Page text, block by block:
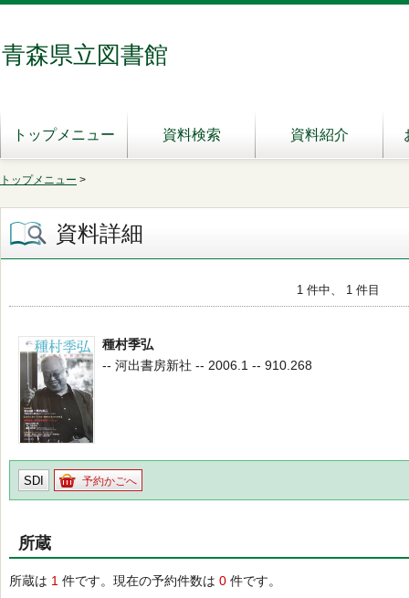
青森県立図書館
トップメニュー 資料検索 資料紹介
トップメニュー >
資料詳細
1 件中、 1 件目
種村季弘
-- 河出書房新社 -- 2006.1 -- 910.268
SDI 予約かごへ
所蔵
所蔵は 1 件です。現在の予約件数は 0 件です。